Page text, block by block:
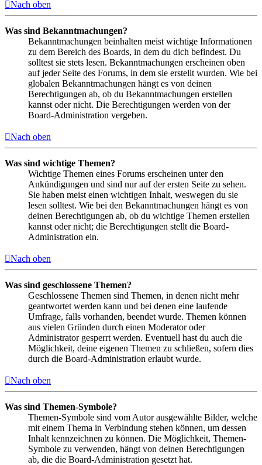
Nach oben
Was sind Bekanntmachungen?
Bekanntmachungen beinhalten meist wichtige Informationen
zu dem Bereich des Boards, in dem du dich befindest. Du
solltest sie stets lesen. Bekanntmachungen erscheinen oben
auf jeder Seite des Forums, in dem sie erstellt wurden. Wie bei
globalen Bekanntmachungen hängt es von deinen
Berechtigungen ab, ob du Bekanntmachungen erstellen
kannst oder nicht. Die Berechtigungen werden von der
Board-Administration vergeben.
Nach oben
Was sind wichtige Themen?
Wichtige Themen eines Forums erscheinen unter den
Ankündigungen und sind nur auf der ersten Seite zu sehen.
Sie haben meist einen wichtigen Inhalt, weswegen du sie
lesen solltest. Wie bei den Bekanntmachungen hängt es von
deinen Berechtigungen ab, ob du wichtige Themen erstellen
kannst oder nicht; die Berechtigungen stellt die Board-
Administration ein.
Nach oben
Was sind geschlossene Themen?
Geschlossene Themen sind Themen, in denen nicht mehr
geantwortet werden kann und bei denen eine laufende
Umfrage, falls vorhanden, beendet wurde. Themen können
aus vielen Gründen durch einen Moderator oder
Administrator gesperrt werden. Eventuell hast du auch die
Möglichkeit, deine eigenen Themen zu schließen, sofern dies
durch die Board-Administration erlaubt wurde.
Nach oben
Was sind Themen-Symbole?
Themen-Symbole sind vom Autor ausgewählte Bilder, welche
mit einem Thema in Verbindung stehen können, um dessen
Inhalt kennzeichnen zu können. Die Möglichkeit, Themen-
Symbole zu verwenden, hängt von deinen Berechtigungen
ab, die die Board-Administration gesetzt hat.